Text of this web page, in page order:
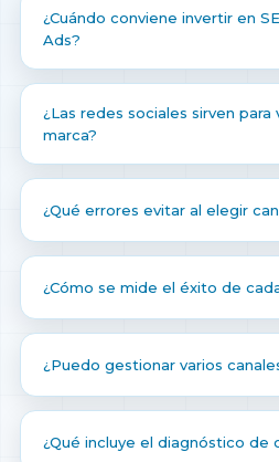
¿Cuándo conviene invertir en
Ads?
¿Las redes sociales sirven para
marca?
¿Qué errores evitar al elegir
¿Cómo se mide el éxito de
¿Puedo gestionar varios
¿Qué incluye el diagnóstico de